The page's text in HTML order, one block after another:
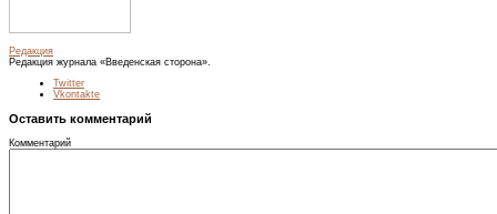
Редакция
Редакция журнала «Введенская сторона».
Twitter
Vkontakte
Оставить комментарий
Комментарий